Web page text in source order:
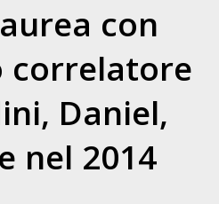
con
correlatore
Daniel,
nel 2014